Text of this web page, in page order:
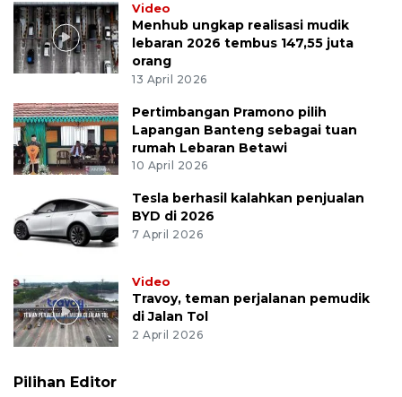
Video
Menhub ungkap realisasi mudik
lebaran 2026 tembus 147,55 juta
orang
13 April 2026
Pertimbangan Pramono pilih
Lapangan Banteng sebagai tuan
rumah Lebaran Betawi
10 April 2026
Tesla berhasil kalahkan penjualan
BYD di 2026
7 April 2026
Video
Travoy, teman perjalanan pemudik
di Jalan Tol
2 April 2026
Pilihan Editor